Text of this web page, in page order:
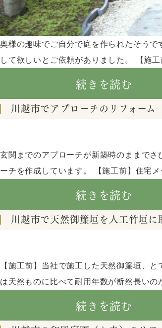
奥様の趣味でご自分で庭を作られたそう
して欲しいとご依頼がありました。 【施
続きを読む
川越市でアプローチのリフォーム
玄関までのアプローチが新築時のままで
ーチを作成しています。 【施工前】住宅
続きを読む
川越市で天然御簾垣を人工竹垣に
【施工前】当社で施工した天然御簾垣、
は天然ものに比べて耐用年数が断然長い
続きを読む